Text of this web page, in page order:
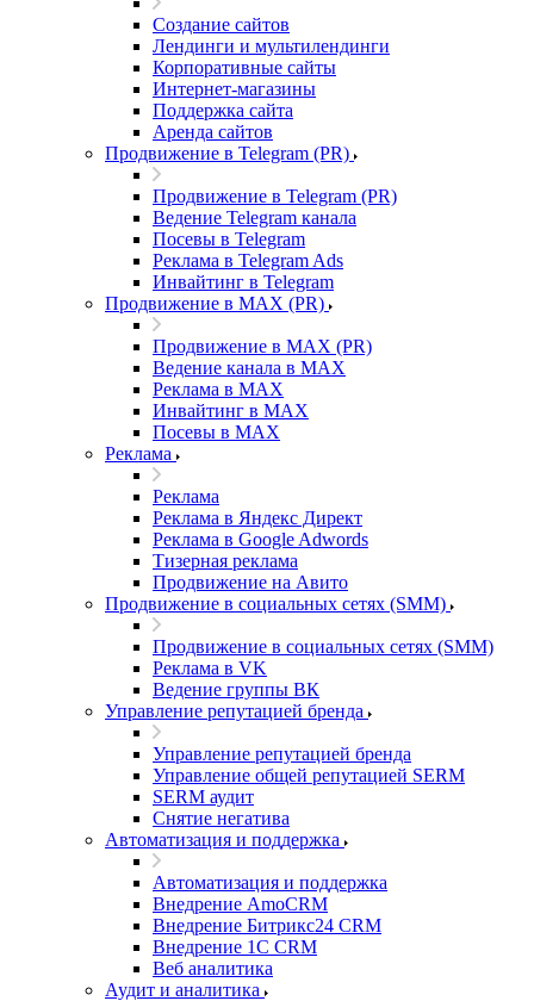
Создание сайтов
Лендинги и мультилендинги
Корпоративные сайты
Интернет-магазины
Поддержка сайта
Аренда сайтов
Продвижение в Telegram (PR)
Продвижение в Telegram (PR)
Ведение Telegram канала
Посевы в Telegram
Реклама в Telegram Ads
Инвайтинг в Telegram
Продвижение в MAX (PR)
Продвижение в MAX (PR)
Ведение канала в MAX
Реклама в MAX
Инвайтинг в MAX
Посевы в MAX
Реклама
Реклама
Реклама в Яндекс Директ
Реклама в Google Adwords
Тизерная реклама
Продвижение на Авито
Продвижение в социальных сетях (SMM)
Продвижение в социальных сетях (SMM)
Реклама в VK
Ведение группы ВК
Управление репутацией бренда
Управление репутацией бренда
Управление общей репутацией SERM
SERM аудит
Снятие негатива
Автоматизация и поддержка
Автоматизация и поддержка
Внедрение AmoCRM
Внедрение Битрикс24 CRM
Внедрение 1C CRM
Веб аналитика
Аудит и аналитика